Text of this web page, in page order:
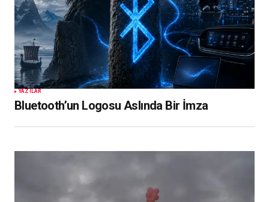
YAZILAR
Bluetooth’un Logosu Aslında Bir İmza